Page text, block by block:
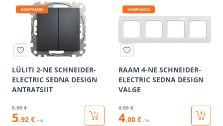
KAMPAANIA
LÜLITI 2-NE SCHNEIDER-
ELECTRIC SEDNA DESIGN
ANTRATSIIT
9.86 €
5.92 € / tk
KAMPAANIA
RAAM 4-NE SCHNEIDER-
ELECTRIC SEDNA DESIGN
VALGE
6.66 €
4.00 € / tk